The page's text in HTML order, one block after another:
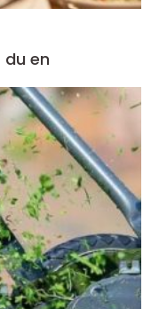
en